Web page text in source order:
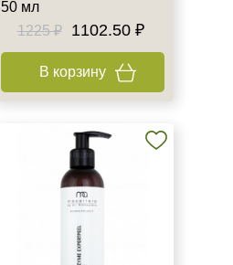
50 мл
1225 ₽
1102.50 ₽
В корзину